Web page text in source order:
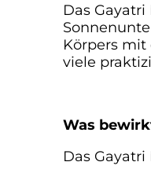
Das
Körpers
viele
Was
Das